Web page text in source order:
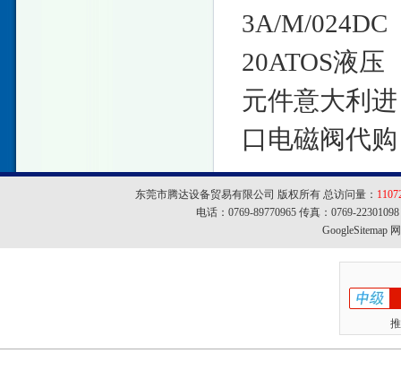
3A/M/024DC
20ATOS液压
元件意大利进
口电磁阀代购
东莞市腾达设备贸易有限公司 版权所有 总访问量：
电话：0769-89770965 传真：0769-
GoogleSitemap网